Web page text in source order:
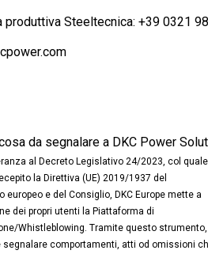
produttiva Steeltecnica: +39 0321
da segnalare a DKC Power
al Decreto Legislativo 24/2023, col quale
la Direttiva (UE) 2019/1937 del
europeo e del Consiglio, DKC Europe mette a
dei propri utenti la Piattaforma di
Whistleblowing. Tramite questo strumento,
segnalare comportamenti, atti od omissioni